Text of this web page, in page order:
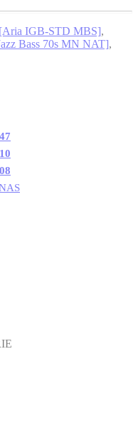
[Aria IGB-STD MBS],
Bass 70s MN NAT],